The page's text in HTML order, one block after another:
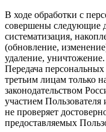
В ходе обработки с
совершены следующие
систематизация,
(обновление,
удаление, уничтожение.
Передача
третьим лицам только
законодательством
участием
не проверяет
предоставляемых